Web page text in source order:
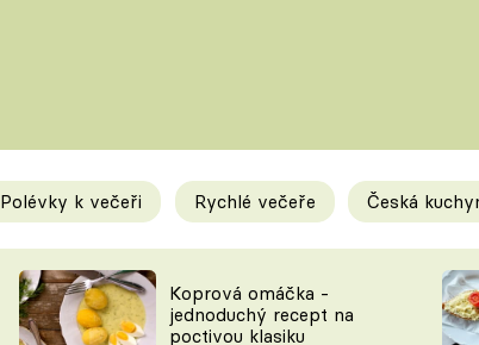
Tipy a triky
KAM ZA JÍDLEM
Polévky k večeři Rychlé večeře Česká
Koprová omáčka -
jednoduchý recept na
poctivou klasiku